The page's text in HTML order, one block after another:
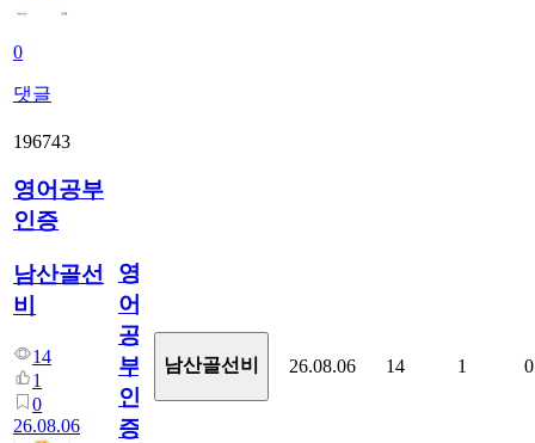
0
댓글
196743
영어공부
인증
남산골선
비
14
1
0
26.08.06
영
어
공
부
인
증
남산골선비 26.08.06 14 1 0